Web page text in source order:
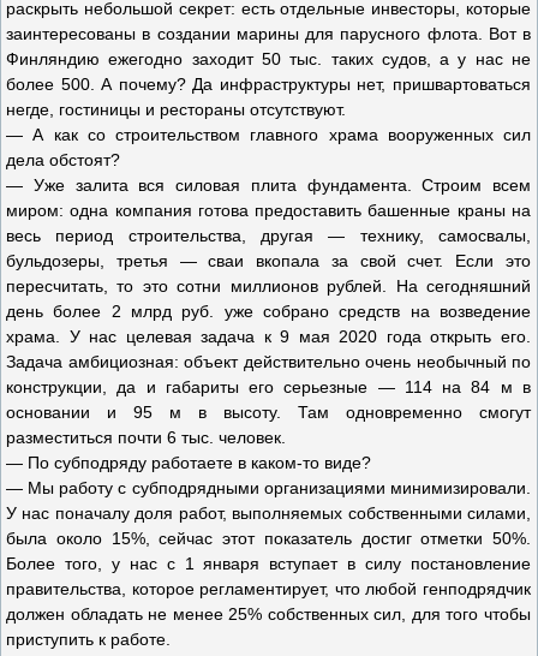
раскрыть небольшой секрет: есть отдельные инвесторы, которые
заинтересованы в создании марины для парусного флота. Вот в
Финляндию ежегодно заходит 50 тыс. таких судов, а у нас не
более 500. А почему? Да инфраструктуры нет, пришвартоваться
негде, гостиницы и рестораны отсутствуют.
— А как со строительством главного храма вооруженных сил
дела обстоят?
— Уже залита вся силовая плита фундамента. Строим всем
миром: одна компания готова предоставить башенные краны на
весь период строительства, другая — технику, самосвалы,
бульдозеры, третья — сваи вкопала за свой счет. Если это
пересчитать, то это сотни миллионов рублей. На сегодняшний
день более 2 млрд руб. уже собрано средств на возведение
храма. У нас целевая задача к 9 мая 2020 года открыть его.
Задача амбициозная: объект действительно очень необычный по
конструкции, да и габариты его серьезные — 114 на 84 м в
основании и 95 м в высоту. Там одновременно смогут
разместиться почти 6 тыс. человек.
— По субподряду работаете в каком-то виде?
— Мы работу с субподрядными организациями минимизировали.
У нас поначалу доля работ, выполняемых собственными силами,
была около 15%, сейчас этот показатель достиг отметки 50%.
Более того, у нас с 1 января вступает в силу постановление
правительства, которое регламентирует, что любой генподрядчик
должен обладать не менее 25% собственных сил, для того чтобы
приступить к работе.